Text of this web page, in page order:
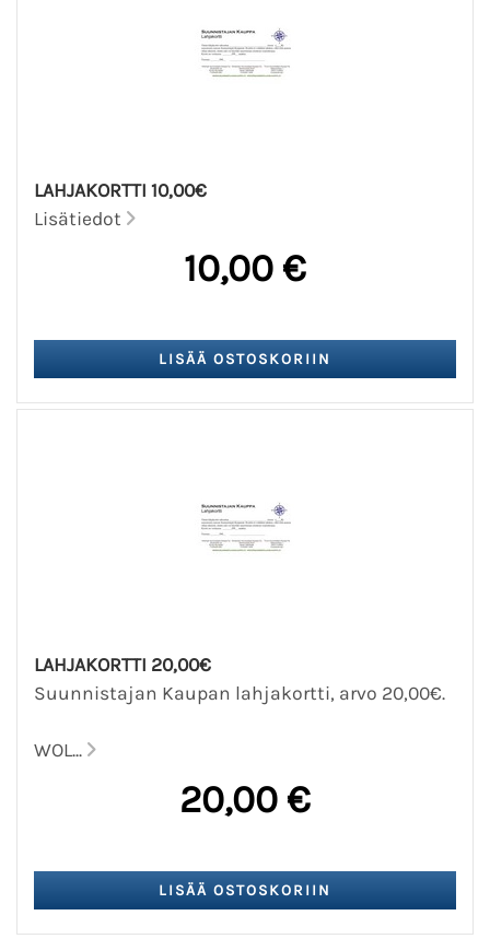
LAHJAKORTTI 10,00€
Lisätiedot
10,00 €
LAHJAKORTTI 20,00€
Suunnistajan Kaupan lahjakortti, arvo 20,00€.
WOL...
20,00 €